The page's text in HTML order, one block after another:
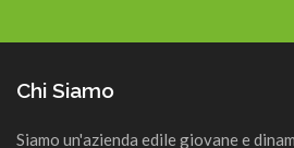
Chi Siamo
Siamo un'azienda edile giovane e